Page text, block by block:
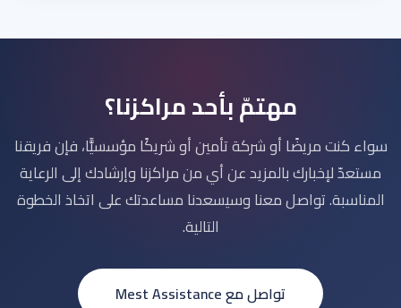
مهتمّ بأحد مراكزنا؟
سواء كنت مريضًا أو شركة تأمين أو شريكًا مؤسسيًّا، فإن فريقنا
مستعدّ لإخبارك بالمزيد عن أي من مراكزنا وإرشادك إلى الرعاية
المناسبة. تواصل معنا وسيسعدنا مساعدتك على اتخاذ الخطوة
التالية.
تواصل مع Mest Assistance